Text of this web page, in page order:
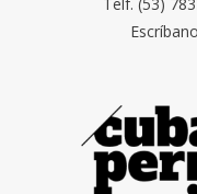
Telf. (53)